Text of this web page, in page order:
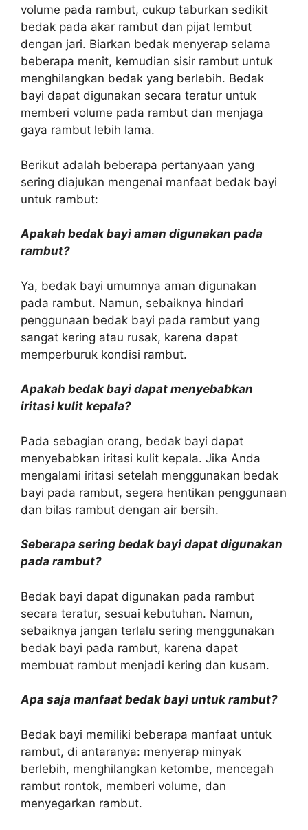
volume pada rambut, cukup taburkan sedikit
bedak pada akar rambut dan pijat lembut
dengan jari. Biarkan bedak menyerap selama
beberapa menit, kemudian sisir rambut untuk
menghilangkan bedak yang berlebih. Bedak
bayi dapat digunakan secara teratur untuk
memberi volume pada rambut dan menjaga
gaya rambut lebih lama.
Berikut adalah beberapa pertanyaan yang
sering diajukan mengenai manfaat bedak bayi
untuk rambut:
Apakah bedak bayi aman digunakan pada
rambut?
Ya, bedak bayi umumnya aman digunakan
pada rambut. Namun, sebaiknya hindari
penggunaan bedak bayi pada rambut yang
sangat kering atau rusak, karena dapat
memperburuk kondisi rambut.
Apakah bedak bayi dapat menyebabkan
iritasi kulit kepala?
Pada sebagian orang, bedak bayi dapat
menyebabkan iritasi kulit kepala. Jika Anda
mengalami iritasi setelah menggunakan bedak
bayi pada rambut, segera hentikan penggunaan
dan bilas rambut dengan air bersih.
Seberapa sering bedak bayi dapat digunakan
pada rambut?
Bedak bayi dapat digunakan pada rambut
secara teratur, sesuai kebutuhan. Namun,
sebaiknya jangan terlalu sering menggunakan
bedak bayi pada rambut, karena dapat
membuat rambut menjadi kering dan kusam.
Apa saja manfaat bedak bayi untuk rambut?
Bedak bayi memiliki beberapa manfaat untuk
rambut, di antaranya: menyerap minyak
berlebih, menghilangkan ketombe, mencegah
rambut rontok, memberi volume, dan
menyegarkan rambut.